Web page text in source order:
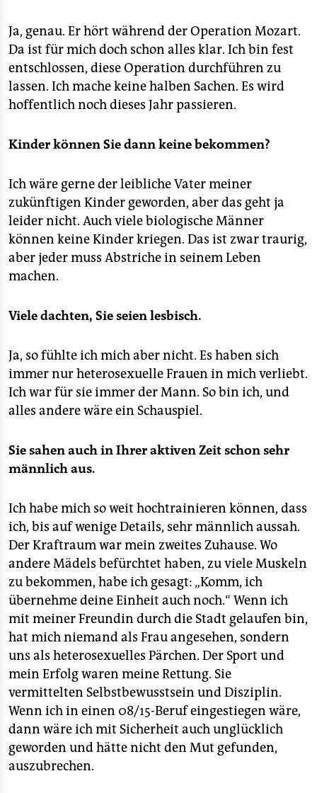
Ja, genau. Er hört während der Operation Mozart.
Da ist für mich doch schon alles klar. Ich bin fest
entschlossen, diese Operation durchführen zu
lassen. Ich mache keine halben Sachen. Es wird
hoffentlich noch dieses Jahr passieren.
Kinder können Sie dann keine bekommen?
Ich wäre gerne der leibliche Vater meiner
zukünftigen Kinder geworden, aber das geht ja
leider nicht. Auch viele biologische Männer
können keine Kinder kriegen. Das ist zwar traurig,
aber jeder muss Abstriche in seinem Leben
machen.
Viele dachten, Sie seien lesbisch.
Ja, so fühlte ich mich aber nicht. Es haben sich
immer nur heterosexuelle Frauen in mich verliebt.
Ich war für sie immer der Mann. So bin ich, und
alles andere wäre ein Schauspiel.
Sie sahen auch in Ihrer aktiven Zeit schon sehr
männlich aus.
Ich habe mich so weit hochtrainieren können, dass
ich, bis auf wenige Details, sehr männlich aussah.
Der Kraftraum war mein zweites Zuhause. Wo
andere Mädels befürchtet haben, zu viele Muskeln
zu bekommen, habe ich gesagt: „Komm, ich
übernehme deine Einheit auch noch.“ Wenn ich
mit meiner Freundin durch die Stadt gelaufen bin,
hat mich niemand als Frau angesehen, sondern
uns als heterosexuelles Pärchen. Der Sport und
mein Erfolg waren meine Rettung. Sie
vermittelten Selbstbewusstsein und Disziplin.
Wenn ich in einen 08/15-Beruf eingestiegen wäre,
dann wäre ich mit Sicherheit auch unglücklich
geworden und hätte nicht den Mut gefunden,
auszubrechen.